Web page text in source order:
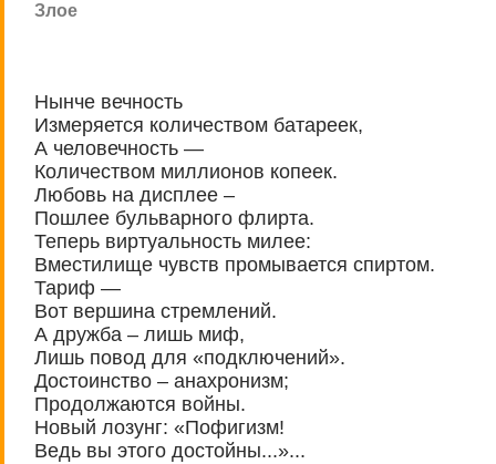
Злое
Нынче вечность
Измеряется количеством батареек,
А человечность —
Количеством миллионов копеек.
Любовь на дисплее –
Пошлее бульварного флирта.
Теперь виртуальность милее:
Вместилище чувств промывается спиртом.
Тариф —
Вот вершина стремлений.
А дружба – лишь миф,
Лишь повод для «подключений».
Достоинство – анахронизм;
Продолжаются войны.
Новый лозунг: «Пофигизм!
Ведь вы этого достойны...»...